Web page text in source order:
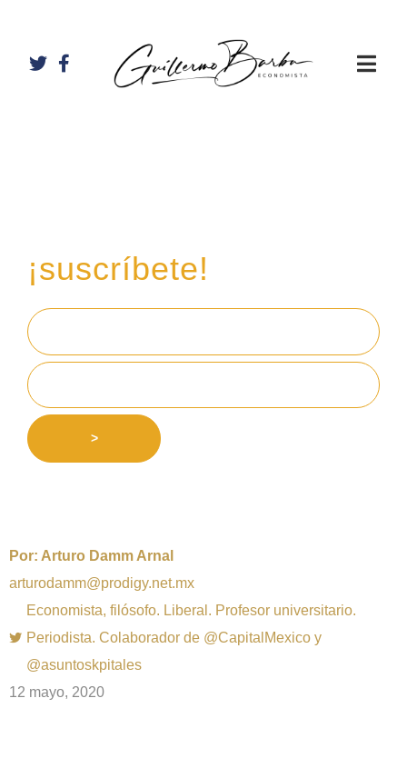
¡suscríbete!
>
Por: Arturo Damm Arnal
arturodamm@prodigy.net.mx
Economista, filósofo. Liberal. Profesor universitario.
Periodista. Colaborador de @CapitalMexico y
@asuntoskpitales
12 mayo, 2020